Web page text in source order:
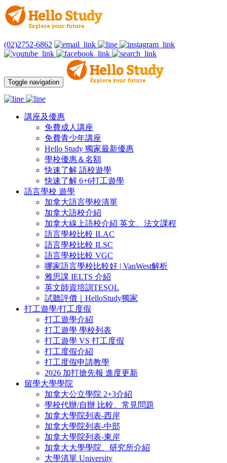
(02)2752-6862
Toggle navigation
講座及優惠
免費成人講座
免費青少年講座
Hello Study 獨家最新優惠
學校優惠＆名額
快速了解 語校遊學
快速了解 6+6打工遊學
語言學校 遊學
加拿大語言學校清單
加拿大語校介紹
加拿大線上語校介紹 英文、法文課程
語言學校比較 ILAC
語言學校比較 ILSC
語言學校比較 VGC
哪家語言學校比較好 | VanWest解析
雅思課 IELTS 介紹
英文師資培訓TESOL
試聽評價｜HelloStudy獨家
打工遊學/打工度假
打工遊學介紹
打工遊學 學校列表
打工遊學 VS 打工度假
打工度假介紹
打工度假申請教學
2026 加打搶先報 進度更新
留學大學學院
加拿大公立學院 2+3介紹
學校代辦/自辦 比較、常見問題
加拿大學院列表-西岸
加拿大學院列表-中部
加拿大學院列表-東岸
加拿大大學學院、研究所介紹
大學清單 University